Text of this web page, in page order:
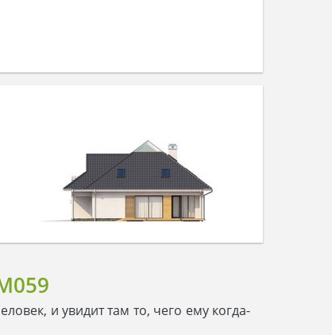
и увидит там то, чего ему когда-